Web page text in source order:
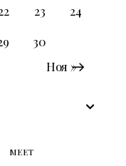
23
24
30
Ноя »
MEET